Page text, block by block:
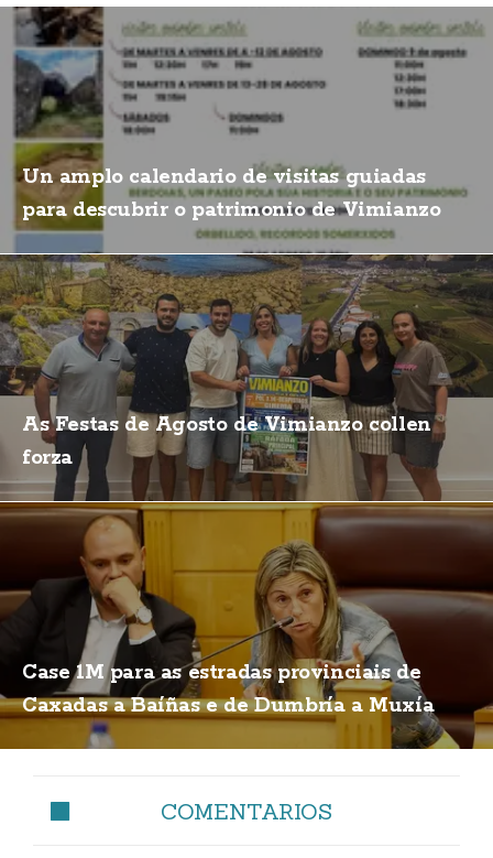
Un amplo calendario de visitas guiadas
para descubrir o patrimonio de Vimianzo
As Festas de Agosto de Vimianzo collen
forza
Case 1M para as estradas provinciais de
Caxadas a Baíñas e de Dumbría a Muxía
COMENTARIOS